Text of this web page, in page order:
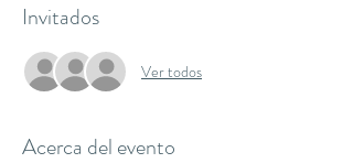
Invitados
Ver todos
Acerca del evento